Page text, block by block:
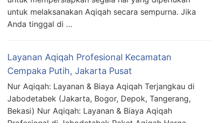
untuk melaksanakan Aqiqah secara sempurna. Jika
Anda tinggal di …
Layanan Aqiqah Profesional Kecamatan
Cempaka Putih, Jakarta Pusat
Nur Aqiqah: Layanan & Biaya Aqiqah Terjangkau di
Jabodetabek (Jakarta, Bogor, Depok, Tangerang,
Bekasi) Nur Aqiqah: Layanan & Biaya Aqiqah